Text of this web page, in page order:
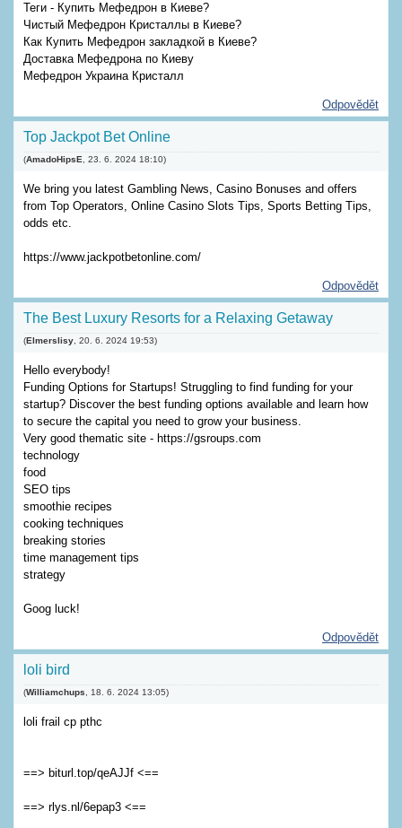
Теги - Купить Мефедрон в Киеве?
Чистый Мефедрон Кристаллы в Киеве?
Как Купить Мефедрон закладкой в Киеве?
Доставка Мефедрона по Киеву
Мефедрон Украина Кристалл
Odpovědět
Top Jackpot Bet Online
(AmadoHipsE 23. 6. 2024 18:10)
We bring you latest Gambling News, Casino Bonuses and offers
from Top Operators, Online Casino Slots Tips, Sports Betting Tips,
odds etc.
https://www.jackpotbetonline.com/
Odpovědět
The Best Luxury Resorts for a Relaxing Getaway
(Elmerslisy 20. 6. 2024 19:53)
Hello everybody!
Funding Options for Startups! Struggling to find funding for your
startup? Discover the best funding options available and learn how
to secure the capital you need to grow your business.
Very good thematic site - https://gsroups.com
technology
food
SEO tips
smoothie recipes
cooking techniques
breaking stories
time management tips
strategy
Goog luck!
Odpovědět
loli bird
(Williamchups 18. 6. 2024 13:05)
loli frail cp pthc
==> biturl.top/qeAJJf <==
==> rlys.nl/6epap3 <==